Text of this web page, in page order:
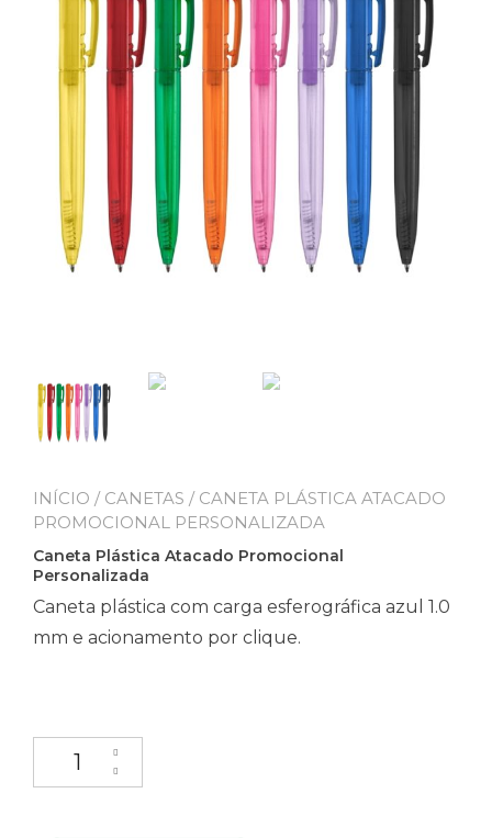
INÍCIO / CANETAS / CANETA PLÁSTICA ATACADO
PROMOCIONAL PERSONALIZADA
Caneta Plástica Atacado Promocional
Personalizada
Caneta plástica com carga esferográfica azul 1.0
mm e acionamento por clique.